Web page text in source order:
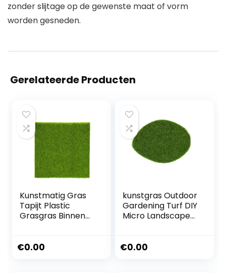
zonder slijtage op de gewenste maat of vorm
worden gesneden.
Gerelateerde Producten
Kunstmatig Gras
Tapijt Plastic
Grasgras Binnen
Micro Ornament
€0.00
kunstgras Outdoor
Gardening Turf DIY
Micro Landscape
Home Floor
€0.00